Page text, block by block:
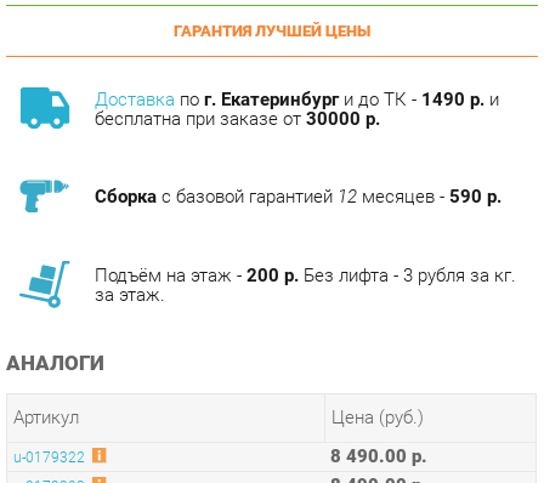
по г. Екатеринбурги до ТК -
бесплатна при заказе от30000 р.
с базовой гарантией месяцев -
Подъём на этаж - 200 р.
Без лифта - 3 рубля за кг.
АНАЛОГИ
u-0179323 8 490.00 р.
8 490.00 р.